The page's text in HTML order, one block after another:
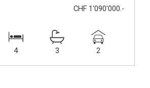
CHF 1'090'000.-
4 3 2